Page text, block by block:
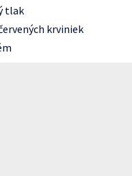
tlak
krviniek